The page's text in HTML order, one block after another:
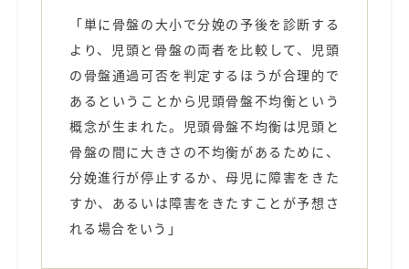
「単に骨盤の大小で分娩の予後を診断する
より、児頭と骨盤の両者を比較して、児頭
の骨盤通過可否を判定するほうが合理的で
あるということから児頭骨盤不均衡という
概念が生まれた。児頭骨盤不均衡は児頭と
骨盤の間に大きさの不均衡があるために、
分娩進行が停止するか、母児に障害をきた
すか、あるいは障害をきたすことが予想さ
れる場合をいう」